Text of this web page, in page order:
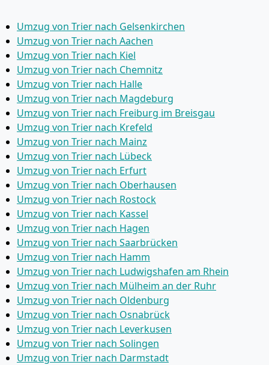
Umzug von Trier nach Gelsenkirchen
Umzug von Trier nach Aachen
Umzug von Trier nach Kiel
Umzug von Trier nach Chemnitz
Umzug von Trier nach Halle
Umzug von Trier nach Magdeburg
Umzug von Trier nach Freiburg im Breisgau
Umzug von Trier nach Krefeld
Umzug von Trier nach Mainz
Umzug von Trier nach Lübeck
Umzug von Trier nach Erfurt
Umzug von Trier nach Oberhausen
Umzug von Trier nach Rostock
Umzug von Trier nach Kassel
Umzug von Trier nach Hagen
Umzug von Trier nach Saarbrücken
Umzug von Trier nach Hamm
Umzug von Trier nach Ludwigshafen am Rhein
Umzug von Trier nach Mülheim an der Ruhr
Umzug von Trier nach Oldenburg
Umzug von Trier nach Osnabrück
Umzug von Trier nach Leverkusen
Umzug von Trier nach Solingen
Umzug von Trier nach Darmstadt